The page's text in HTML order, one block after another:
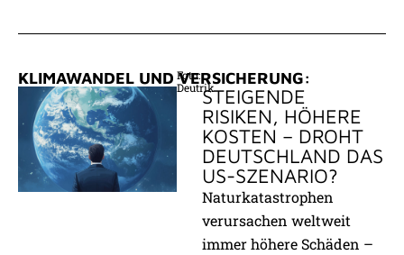
KLIMAWANDEL UND VERSICHERUNG:
Foto:
DeutrikSTEIGENDE
RISIKEN, HÖHERE
KOSTEN – DROHT
DEUTSCHLAND DAS
US-SZENARIO?
Naturkatastrophen
verursachen weltweit
immer höhere Schäden –